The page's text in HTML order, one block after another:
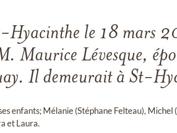
le 18 mars
Maurice Lévesque,
Il demeurait à St-
enfants; Mélanie (Stéphane Felteau),
et Laura.